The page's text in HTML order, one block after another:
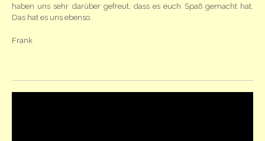
haben uns sehr darüber gefreut, dass es euch Spaß gemacht hat.
Das hat es uns ebenso.
Frank